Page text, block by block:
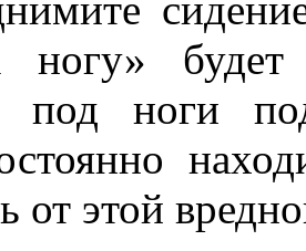
ногу» будет
под ноги
от этой